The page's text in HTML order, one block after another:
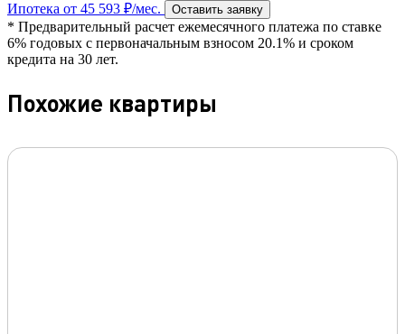
Ипотека от 45 593 ₽/мес. Оставить заявку
* Предварительный расчет ежемесячного платежа по ставке
6% годовых с первоначальным взносом 20.1% и сроком
кредита на 30 лет.
Похожие квартиры